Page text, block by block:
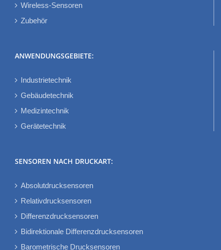
Wireless-Sensoren
Zubehör
ANWENDUNGSGEBIETE:
Industrietechnik
Gebäudetechnik
Medizintechnik
Gerätetechnik
SENSOREN NACH DRUCKART:
Absolutdrucksensoren
Relativdrucksensoren
Differenzdrucksensoren
Bidirektionale Differenzdrucksensoren
Barometrische Drucksensoren